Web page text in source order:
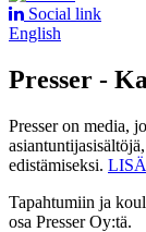
Social link
English
Presser -
Presser on media,
edistämiseksi.
Tapahtumiin ja
osa Presser Oy:tä.